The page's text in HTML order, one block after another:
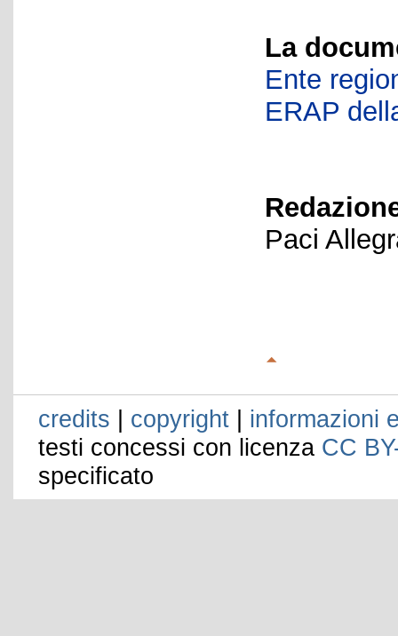
La
Ente
ERAP
Paci
credits | copyright | informazioni
testi concessi con licenza CC
specificato